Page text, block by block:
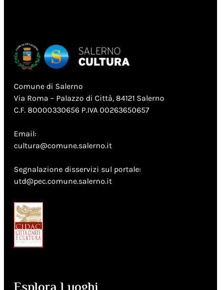
Comune di Salerno
Via Roma – Palazzo di Città, 84121 Salerno
C.F. 80000330656 P.IVA 00263650657
Email:
cultura@comune.salerno.it
Segnalazione disservizi sul portale:
utd@pec.comune.salerno.it